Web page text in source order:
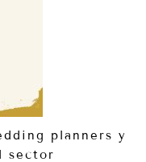
planners y
sector